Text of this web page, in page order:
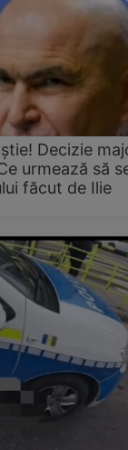
Decizie
urmează să
făcut de Ilie